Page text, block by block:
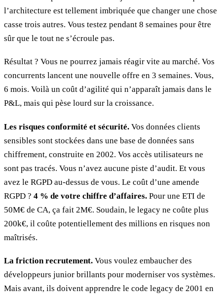
l’architecture est tellement imbriquée que changer une chose
casse trois autres. Vous testez pendant 8 semaines pour être
sûr que le tout ne s’écroule pas.
Résultat ? Vous ne pourrez jamais réagir vite au marché. Vos
concurrents lancent une nouvelle offre en 3 semaines. Vous,
6 mois. Voilà un coût d’agilité qui n’apparaît jamais dans le
P&L, mais qui pèse lourd sur la croissance.
Les risques conformité et sécurité. Vos données clients
sensibles sont stockées dans une base de données sans
chiffrement, construite en 2002. Vos accès utilisateurs ne
sont pas tracés. Vous n’avez aucune piste d’audit. Et vous
avez le RGPD au-dessus de vous. Le coût d’une amende
RGPD ? 4 % de votre chiffre d’affaires. Pour une ETI de
50M€ de CA, ça fait 2M€. Soudain, le legacy ne coûte plus
200k€, il coûte potentiellement des millions en risques non
maîtrisés.
La friction recrutement. Vous voulez embaucher des
développeurs junior brillants pour moderniser vos systèmes.
Mais avant, ils doivent apprendre le code legacy de 2001 en